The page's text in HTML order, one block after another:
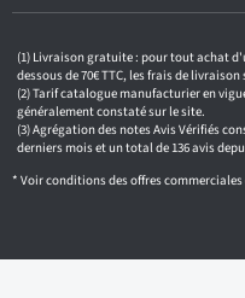
e
m
a
Livraison gratuite : pour tout achat
dessous de 70€ TTC, les frais de livraison
Tarif catalogue manufacturier en
généralement constaté sur le site.
Agrégation des notes Avis Vérifiés
derniers mois et un total de 136 avis
* Voir conditions des offres commerciales